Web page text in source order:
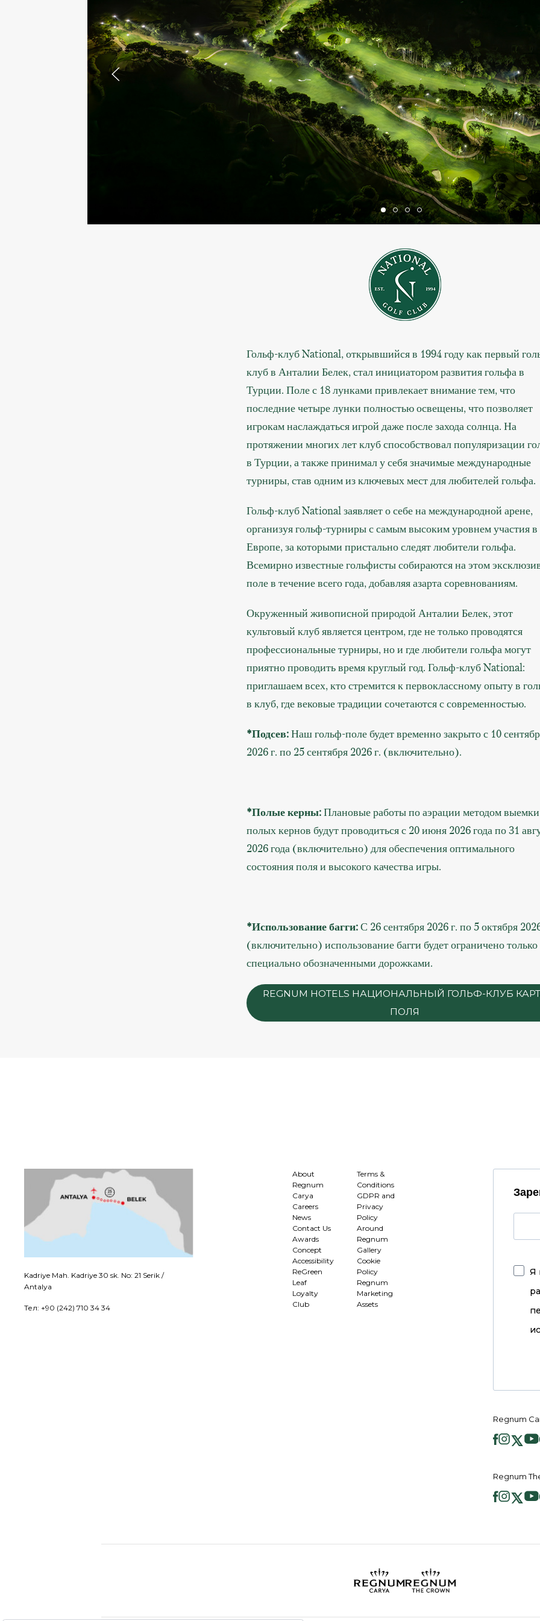
Гольф-клуб National, открывшийся в 1994 году как первый
клуб в Анталии Белек, стал инициатором развития гольфа в
Турции. Поле с 18 лунками привлекает внимание тем, что
последние четыре лунки полностью освещены, что позволяет
игрокам наслаждаться игрой даже после захода солнца. На
протяжении многих лет клуб способствовал популяризации
в Турции, а также принимал у себя значимые международные
турниры, став одним из ключевых мест для любителей гольфа.
Гольф-клуб National заявляет о себе на международной арене,
организуя гольф-турниры с самым высоким уровнем участия в
Европе, за которыми пристально следят любители гольфа.
Всемирно известные гольфисты собираются на этом
поле в течение всего года, добавляя азарта соревнованиям.
Окруженный живописной природой Анталии Белек, этот
культовый клуб является центром, где не только проводятся
профессиональные турниры, но и где любители гольфа могут
приятно проводить время круглый год. Гольф-клуб National:
приглашаем всех, кто стремится к первоклассному опыту в
в клуб, где вековые традиции сочетаются с современностью.
*Подсев:Наш гольф-поле будет временно закрыто с 10
2026 г. по 25 сентября 2026 г. (включительно).
*Полые керны:Плановые работы по аэрации методом выемки
полых кернов будут проводиться с 20 июня 2026 года по 31
2026 года (включительно) для обеспечения оптимального
состояния поля и высокого качества игры.
*Использование багги:С 26 сентября 2026 г. по 5 октября
(включительно) использование багги будет ограничено только
специально обозначенными дорожками.
REGNUM HOTELS НАЦИОНАЛЬНЫЙ ГОЛЬФ-КЛУБ
ПОЛЯ
Kadriye Mah. Kadriye 30 sk. No: 21 Serik /
Antalya
Тел: +90 (242) 710 34 34
About
Regnum
Carya
Careers
News
Contact Us
Awards
Concept
Accessibility
ReGreen
Leaf
Loyalty
Club
Terms &
Conditions
GDPR and
Privacy
Policy
Around
Regnum
Gallery
Cookie
Policy
Regnum
Marketing
Assets
Я
Regnum
Regnum